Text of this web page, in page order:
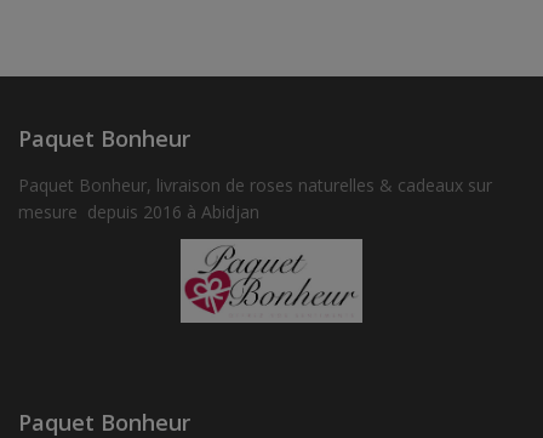
Paquet Bonheur
Paquet Bonheur, livraison de roses naturelles & cadeaux sur
mesure depuis 2016 à Abidjan
Paquet Bonheur